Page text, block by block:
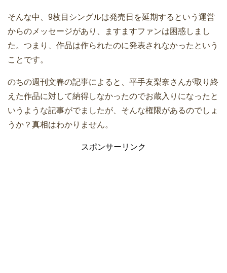
そんな中、9枚目シングルは発売日を延期するという運営
からのメッセージがあり、ますますファンは困惑しまし
た。つまり、作品は作られたのに発表されなかったという
ことです。
のちの週刊文春の記事によると、平手友梨奈さんが取り終
えた作品に対して納得しなかったのでお蔵入りになったと
いうような記事がでましたが、そんな権限があるのでしょ
うか？真相はわかりません。
スポンサーリンク